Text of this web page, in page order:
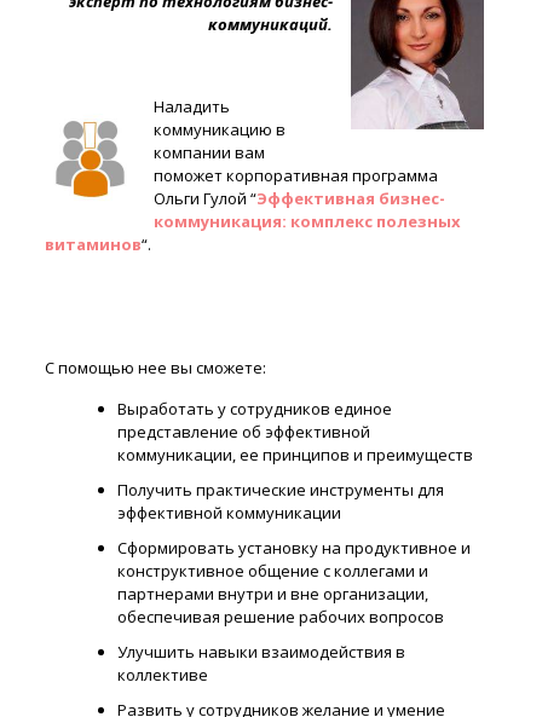
коммуникаций.
Наладить
коммуникацию в
компании вам
поможет корпоративная программа
Ольги Гулой “Эффективная бизнес-
коммуникация: комплекс полезных
витаминов“.
С помощью нее вы сможете:
Выработать у сотрудников единое
представление об эффективной
коммуникации, ее принципов и преимуществ
Получить практические инструменты для
эффективной коммуникации
Сформировать установку на продуктивное и
конструктивное общение с коллегами и
партнерами внутри и вне организации,
обеспечивая решение рабочих вопросов
Улучшить навыки взаимодействия в
коллективе
Развить у сотрудников желание и умение